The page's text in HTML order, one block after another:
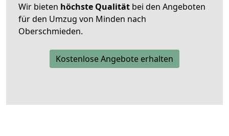
Wir bieten höchste Qualität bei den Angeboten
für den Umzug von Minden nach
Oberschmieden.
Kostenlose Angebote erhalten